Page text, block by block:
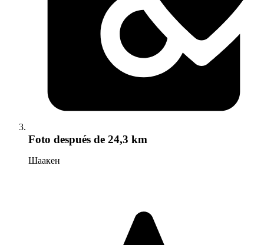
Foto después de 24,3 km
Шаакен